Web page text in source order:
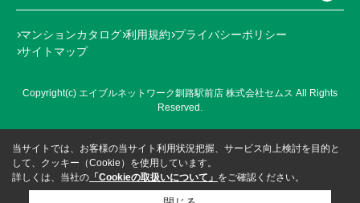
マンションカタログ 利用規約 プライバシーポリシー
サイトマップ
Copyright(c) エイブルネットワーク釧路駅前店 株式会社セムス All Rights
Reserved.
当サイトでは、お客様の当サイト利用状況把握、サービス向上検討を目的と
して、クッキー（Cookie）を使用しています。
詳しくは、当社の 「Cookieの取扱いについて」 をご確認ください。